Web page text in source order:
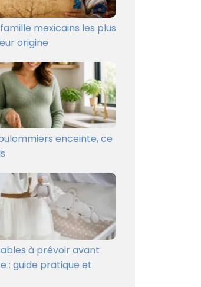
mexicains les plus
origine
enceinte, ce
à prévoir avant
: guide pratique et